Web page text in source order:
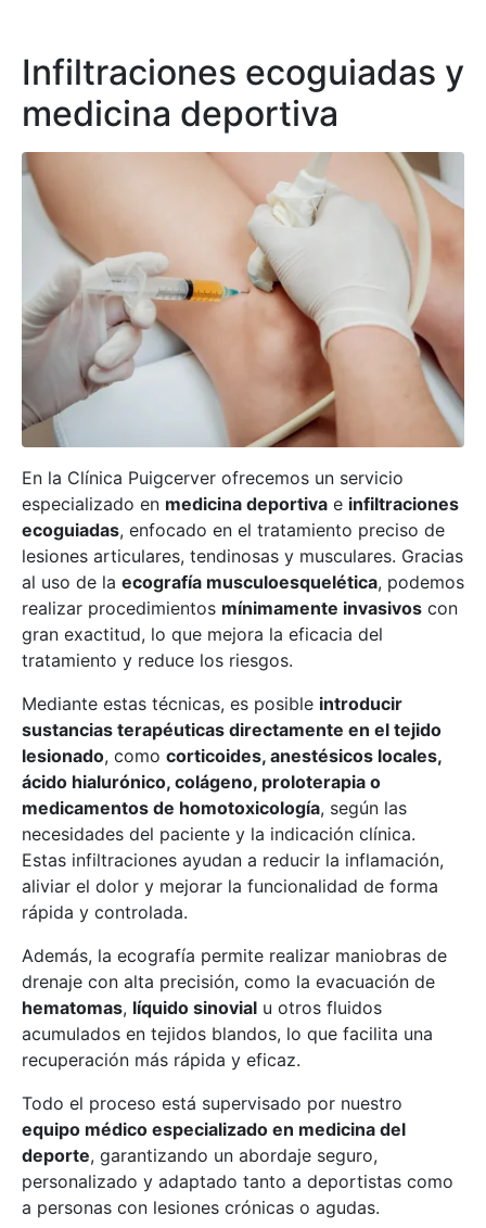
Infiltraciones ecoguiadas y
medicina deportiva
En la Clínica Puigcerver ofrecemos un servicio
especializado en medicina deportiva e infiltraciones
ecoguiadas, enfocado en el tratamiento preciso de
lesiones articulares, tendinosas y musculares. Gracias
al uso de la ecografía musculoesquelética, podemos
realizar procedimientos mínimamente invasivos con
gran exactitud, lo que mejora la eficacia del
tratamiento y reduce los riesgos.
Mediante estas técnicas, es posible introducir
sustancias terapéuticas directamente en el tejido
lesionado, como corticoides, anestésicos locales,
ácido hialurónico, colágeno, proloterapia o
medicamentos de homotoxicología, según las
necesidades del paciente y la indicación clínica.
Estas infiltraciones ayudan a reducir la inflamación,
aliviar el dolor y mejorar la funcionalidad de forma
rápida y controlada.
Además, la ecografía permite realizar maniobras de
drenaje con alta precisión, como la evacuación de
hematomas, líquido sinovial u otros fluidos
acumulados en tejidos blandos, lo que facilita una
recuperación más rápida y eficaz.
Todo el proceso está supervisado por nuestro
equipo médico especializado en medicina del
deporte, garantizando un abordaje seguro,
personalizado y adaptado tanto a deportistas como
a personas con lesiones crónicas o agudas.